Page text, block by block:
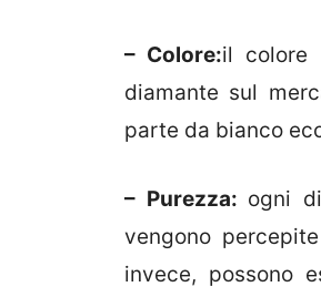
– Colore:il colore
diamante sul
parte da bianco
– Purezza: ogni
vengono
invece, possono